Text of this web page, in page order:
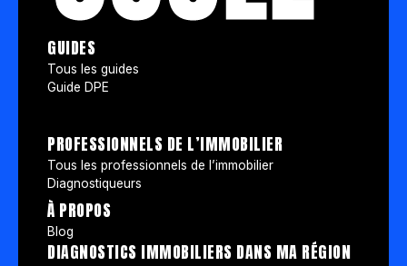
GUIDES
Tous les guides
Guide DPE
PROFESSIONNELS DE L’IMMOBILIER
Tous les professionnels de l’immobilier
Diagnostiqueurs
À PROPOS
Blog
DIAGNOSTICS IMMOBILIERS DANS MA RÉGION